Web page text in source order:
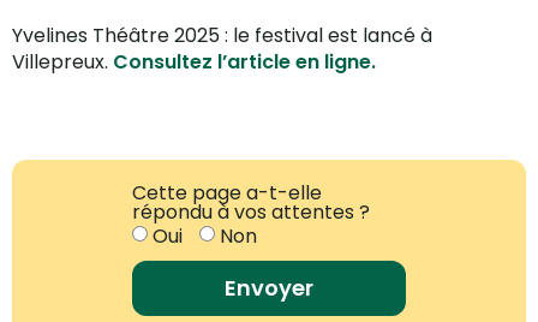
Yvelines Théâtre 2025 : le festival est lancé à
Villepreux. Consultez l’article en ligne.
Cette page a-t-elle
répondu à vos attentes ?
Oui
Non
Envoyer